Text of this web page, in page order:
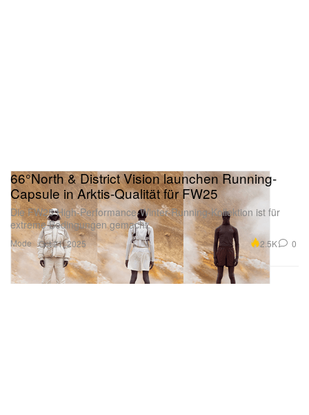
Mode
66°North & District Vision launchen Running-
Capsule in Arktis-Qualität für FW25
Die FW25 High-Performance-Winter-Running-Kollektion ist für
extreme Bedingungen gemacht.
Oct 21, 2025 2.5K 0